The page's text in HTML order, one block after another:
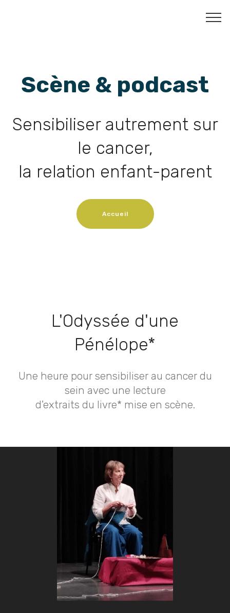
Scène & podcast
Sensibiliser autrement sur
le cancer,
la relation enfant-parent
Accueil
L'Odyssée d'une
Pénélope*
Une heure pour sensibiliser au cancer du
sein avec une lecture
d'extraits du livre* mise en scène.